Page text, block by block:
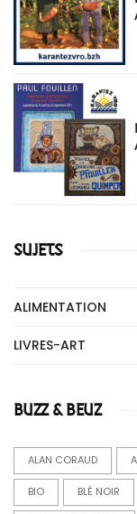
SUJETS
ALIMENTATION
LIVRES-ART
BUZZ & BEUZ
ALAN CORAUD
BIO BLÉ NOIR